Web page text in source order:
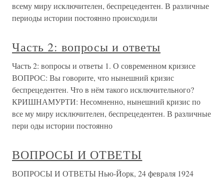
всему миру исключителен, беспрецедентен. В различные
периоды истории постоянно происходили
Часть 2: вопросы и ответы
Часть 2: вопросы и ответы 1. О современном кризисе
ВОПРОС: Вы говорите, что нынешний кризис
беспрецедентен. Что в нём такого исключительного?
КРИШНАМУРТИ: Несомненно, нынешний кризис по
все му миру исключителен, беспрецедентен. В различные
пери оды истории постоянно
ВОПРОСЫ И ОТВЕТЫ
ВОПРОСЫ И ОТВЕТЫ Нью-Йорк, 24 февраля 1924